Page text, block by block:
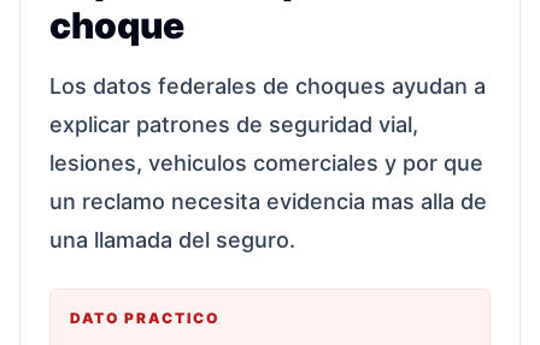
choque
Los datos federales de choques ayudan a
explicar patrones de seguridad vial,
lesiones, vehiculos comerciales y por que
un reclamo necesita evidencia mas alla de
una llamada del seguro.
DATO PRACTICO